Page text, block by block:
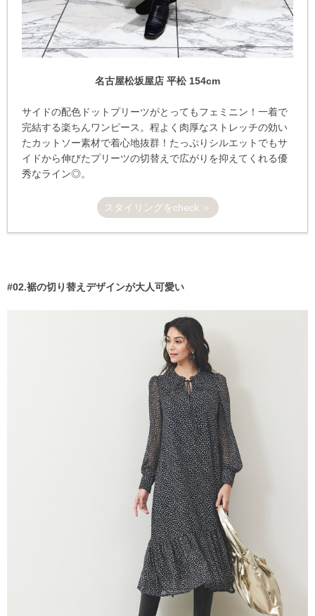
名古屋松坂屋店 平松 154cm
サイドの配色ドットプリーツがとってもフェミニン！一着で
完結する楽ちんワンピース。程よく肉厚なストレッチの効い
たカットソー素材で着心地抜群！たっぷりシルエットでもサ
イドから伸びたプリーツの切替えで広がりを抑えてくれる優
秀なライン◎。
スタイリングをcheck ＞
#02.裾の切り替えデザインが大人可愛い